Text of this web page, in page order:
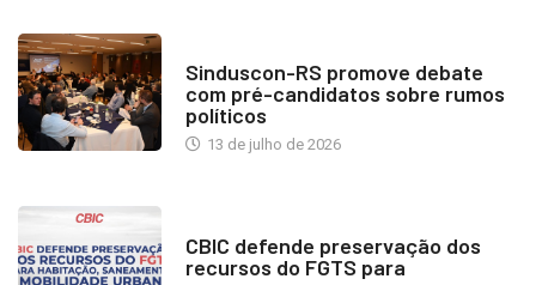
Sinduscon-RS promove debate
com pré-candidatos sobre rumos
políticos
13 de julho de 2026
CBIC defende preservação dos
recursos do FGTS para